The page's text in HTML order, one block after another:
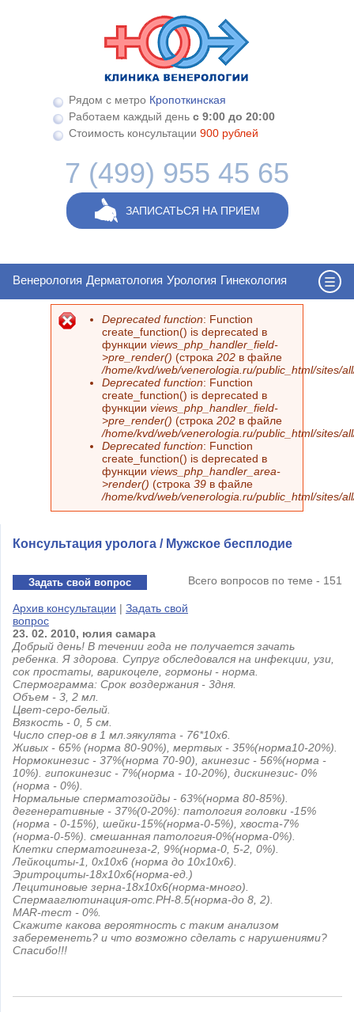
Рядом с метро Кропоткинская
Работаем каждый день с 9:00 до 20:00
Стоимость консультации 900 рублей
7 (499) 955 45 65
ЗАПИСАТЬСЯ НА ПРИЕМ
Венерология Дерматология Урология Гинекология
Сообщение об ошибке
Deprecated function: Function
create_function() is deprecated в
функции views_php_handler_field-
>pre_render() (строка 202 в файле
/home/kvd/web/venerologia.ru/public_html/sites/
Deprecated function: Function
create_function() is deprecated в
функции views_php_handler_field-
>pre_render() (строка 202 в файле
/home/kvd/web/venerologia.ru/public_html/sites/
Deprecated function: Function
create_function() is deprecated в
функции views_php_handler_area-
>render() (строка 39 в файле
/home/kvd/web/venerologia.ru/public_html/sites/
Консультация уролога / Мужское бесплодие
Задать свой вопрос Всего вопросов по теме - 151
Архив консультации | Задать свой
вопрос
23. 02. 2010, юлия самара
Добрый день! В течении года не получается зачать
ребенка. Я здорова. Супруг обследовался на инфекции, узи,
сок простаты, варикоцеле, гормоны - норма.
Спермограмма: Срок воздержания - 3дня.
Объем - 3, 2 мл.
Цвет-серо-белый.
Вязкость - 0, 5 см.
Число спер-ов в 1 мл.эякулята - 76*10х6.
Живых - 65% (норма 80-90%), мертвых - 35%(норма10-20%).
Нормокинезис - 37%(норма 70-90), акинезис - 56%(норма -
10%). гипокинезис - 7%(норма - 10-20%), дискинезис- 0%
(норма - 0%).
Нормальные сперматозойды - 63%(норма 80-85%).
дегенеративные - 37%(0-20%): патология головки -15%
(норма - 0-15%), шейки-15%(норма-0-5%), хвоста-7%
(норма-0-5%). смешанная патология-0%(норма-0%).
Клетки сперматогинеза-2, 9%(норма-0, 5-2, 0%).
Лейкоциты-1, 0х10х6 (норма до 10х10х6).
Эритроциты-18х10х6(норма-ед.)
Лецитиновые зерна-18х10х6(норма-много).
Спермааглютинация-отс.PH-8.5(норма-до 8, 2).
MAR-тест - 0%.
Скажите какова вероятность с таким анализом
забеременеть? и что возможно сделать с нарушениями?
Спасибо!!!